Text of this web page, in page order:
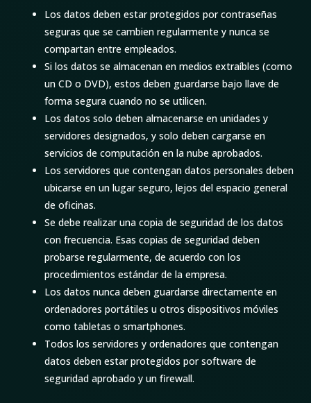
Los datos deben estar protegidos por contraseñas
seguras que se cambien regularmente y nunca se
compartan entre empleados.
Si los datos se almacenan en medios extraíbles (como
un CD o DVD), estos deben guardarse bajo llave de
forma segura cuando no se utilicen.
Los datos solo deben almacenarse en unidades y
servidores designados, y solo deben cargarse en
servicios de computación en la nube aprobados.
Los servidores que contengan datos personales deben
ubicarse en un lugar seguro, lejos del espacio general
de oficinas.
Se debe realizar una copia de seguridad de los datos
con frecuencia. Esas copias de seguridad deben
probarse regularmente, de acuerdo con los
procedimientos estándar de la empresa.
Los datos nunca deben guardarse directamente en
ordenadores portátiles u otros dispositivos móviles
como tabletas o smartphones.
Todos los servidores y ordenadores que contengan
datos deben estar protegidos por software de
seguridad aprobado y un firewall.